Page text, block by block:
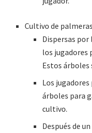
Cultivo de palmeras
Dispersas por
los jugadores
Estos árboles
Los jugadores
árboles para
cultivo.
Después de